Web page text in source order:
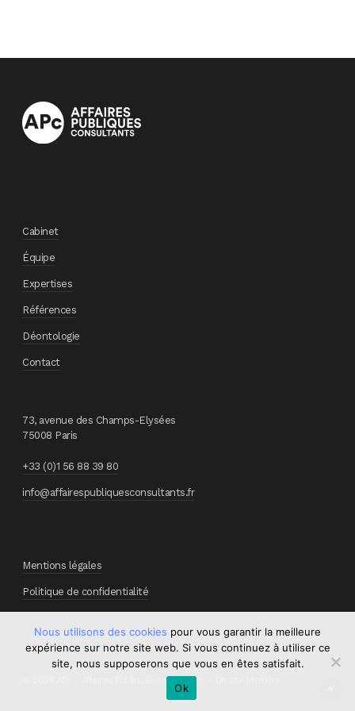
Cabinet
Équipe
Expertises
Références
Déontologie
Contact
73, avenue des Champs-Elysées
75008 Paris
+33 (0)1 56 88 39 80
info@affairespubliquesconsultants.fr
Mentions légales
Politique de confidentialité
© 2026 APc - Affaires Publiques consultants. - Un site
Nous utilisons des cookies pour vous garantir la meilleure
expérience sur notre site web. Si vous continuez à utiliser ce
site, nous supposerons que vous en êtes satisfait.
Ok